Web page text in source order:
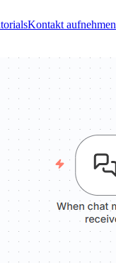
Kontakt aufnehmen